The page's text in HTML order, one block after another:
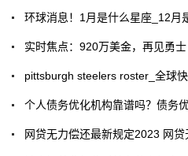
环球消息！1月是什么星座_12月
实时焦点：920万美金，再见勇
pittsburgh steelers roster_全球
个人债务优化机构靠谱吗？债务
网贷无力偿还最新规定2023 网